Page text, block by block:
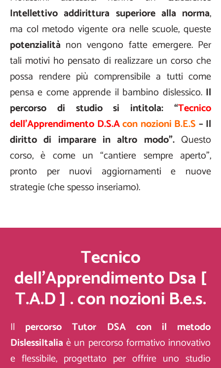
Intellettivo addirittura superiore alla norma,
ma col metodo vigente ora nelle scuole, queste
potenzialità non vengono fatte emergere. Per
tali motivi ho pensato di realizzare un corso che
possa rendere più comprensibile a tutti come
pensa e come apprende il bambino dislessico. Il
percorso di studio si intitola: “Tecnico
dell’Apprendimento D.S.Acon nozioni B.E.S – Il
diritto di imparare in altro modo”.Questo
corso, è come un “cantiere sempre aperto”,
pronto per nuovi aggiornamenti e nuove
strategie (che spesso inseriamo).
Tecnico
dell'Apprendimento Dsa [
T.A.D ] . con nozioni B.e.s.​
Il percorso Tutor DSA con il metodo
DislessiItalia è un percorso formativo innovativo
e flessibile, progettato per offrire uno studio